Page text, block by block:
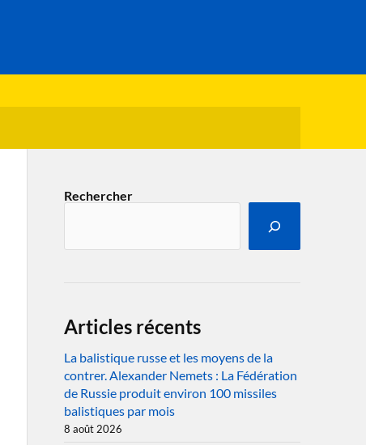
Rechercher
Articles récents
La balistique russe et les moyens de la
contrer. Alexander Nemets : La Fédération
de Russie produit environ 100 missiles
balistiques par mois
8 août 2026